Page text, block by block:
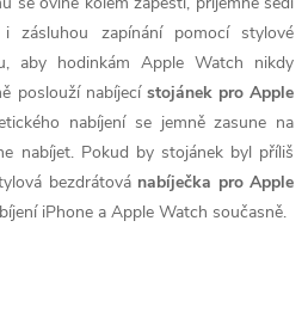
zásluhou zapínání pomocí stylové
aby hodinkám Apple Watch nikdy
poslouží nabíjecí stojánek pro Apple
nabíjení se jemně zasune na
nabíjet. Pokud by stojánek byl příliš
bezdrátová nabíječka pro Apple
iPhone a Apple Watch současně.